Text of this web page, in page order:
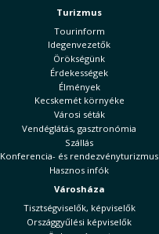
Turizmus
Tourinform
Idegenvezetők
Örökségünk
Érdekességek
Élmények
Kecskemét környéke
Városi séták
Vendéglátás, gasztronómia
Szállás
Konferencia- és rendezvényturizmus
Hasznos infók
Városháza
Tisztségviselők, képviselők
Országgyűlési képviselők